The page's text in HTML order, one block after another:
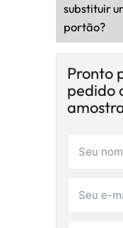
substituir
portão?
Pronto
pedido